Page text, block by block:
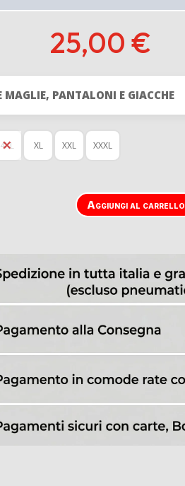
25,00 €
MAGLIE, PANTALONI E GIACCHE
4XL XL XXL XXXL
Aggiungi al carrello